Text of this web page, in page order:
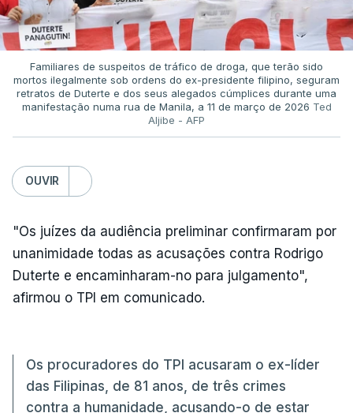
Familiares de suspeitos de tráfico de droga, que terão sido
mortos ilegalmente sob ordens do ex-presidente filipino, seguram
retratos de Duterte e dos seus alegados cúmplices durante uma
manifestação numa rua de Manila, a 11 de março de 2026 Ted
Aljibe - AFP
OUVIR
"Os juízes da audiência preliminar confirmaram por
unanimidade todas as acusações contra Rodrigo
Duterte e encaminharam-no para julgamento",
afirmou o TPI em comunicado.
Os procuradores do TPI acusaram o ex-líder
das Filipinas, de 81 anos, de três crimes
contra a humanidade, acusando-o de estar